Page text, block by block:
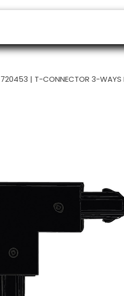
720453 | T-CONNECTOR 3-WAYS